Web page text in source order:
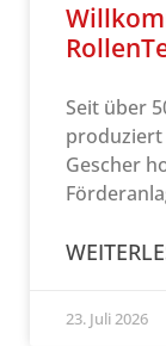
Seit über
produziert
Gescher
23. Juli 2026